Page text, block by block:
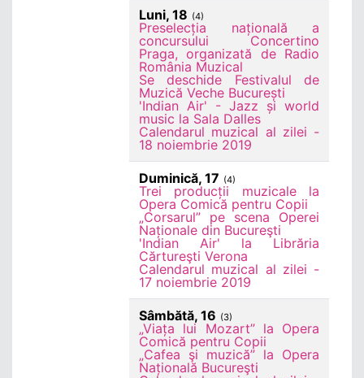
Luni, 18 (4)
Preselecția națională a
concursului Concertino
Praga, organizată de Radio
România Muzical
Se deschide Festivalul de
Muzică Veche București
'Indian Air' - Jazz și world
music la Sala Dalles
Calendarul muzical al zilei -
18 noiembrie 2019
Duminică, 17 (4)
Trei producții muzicale la
Opera Comică pentru Copii
„Corsarul” pe scena Operei
Naționale din Bucureşti
'Indian Air' la Librăria
Cărtureşti Verona
Calendarul muzical al zilei -
17 noiembrie 2019
Sâmbătă, 16 (3)
„Viața lui Mozart” la Opera
Comică pentru Copii
„Cafea şi muzică” la Opera
Națională Bucureşti